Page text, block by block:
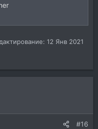
12 Янв 2021
#16